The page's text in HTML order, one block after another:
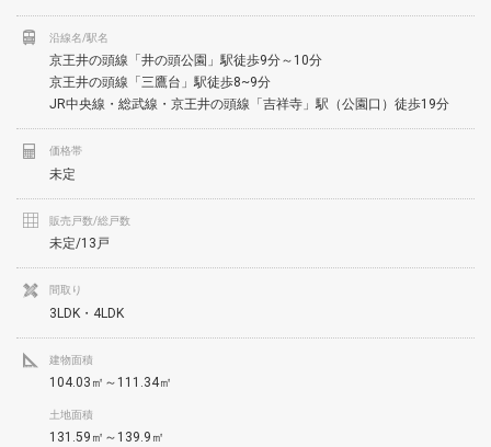
沿線名/駅名
京王井の頭線「井の頭公園」駅徒歩9分～10分
京王井の頭線「三鷹台」駅徒歩8~9分
JR中央線・総武線・京王井の頭線「吉祥寺」駅（公園口）徒歩19分
価格帯
未定
販売戸数/総戸数
未定/13戸
間取り
3LDK・4LDK
建物面積
104.03㎡～111.34㎡
土地面積
131.59㎡～139.9㎡